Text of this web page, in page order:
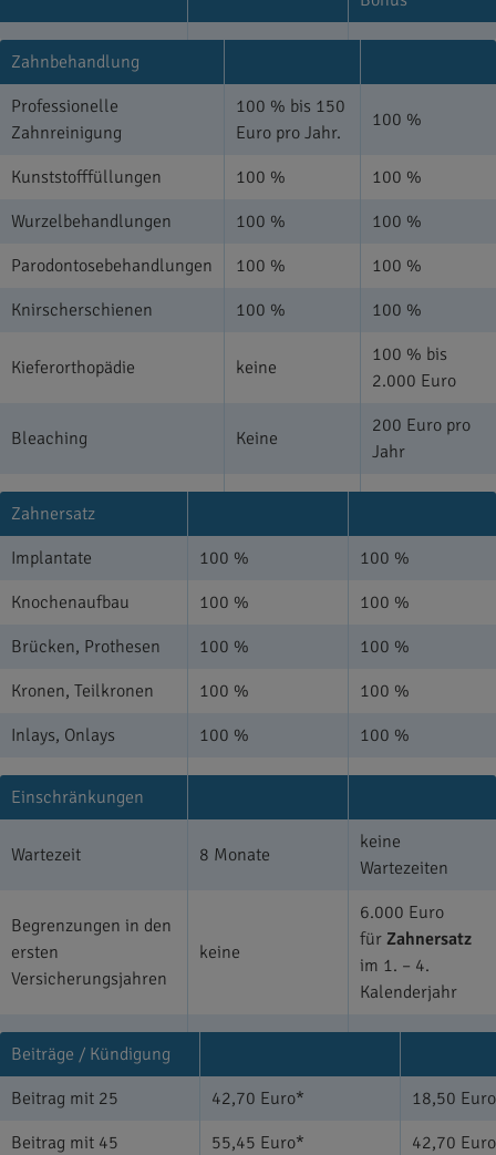
Zahnbehandlung
Professionelle
Zahnreinigung
100 % bis 150
Euro pro Jahr.
100 %
Kunststofffüllungen 100 %
100 %
Wurzelbehandlungen
100 %
100 %
Parodontosebehandlungen
100 %
100 %
Knirscherschienen
100 % 100 %
Kieferorthopädie keine
100 % bis
2.000 Euro
Bleaching Keine
200 Euro pro
Jahr
Zahnersatz
Implantate
100 %
100 %
Knochenaufbau
100 %
100 %
Brücken, Prothesen
100 %
100 %
Kronen, Teilkronen
100 %
100 %
Inlays, Onlays
100 % 100 %
Einschränkungen
Wartezeit 8 Monate
keine
Wartezeiten
Begrenzungen in den
ersten
Versicherungsjahren
keine
6.000 Euro
für Zahnersatz
im 1. – 4.
Kalenderjahr
Beiträge / Kündigung
Beitrag mit 25
42,70 Euro*
18,50
Beitrag mit 45
55,45 Euro*
42,70